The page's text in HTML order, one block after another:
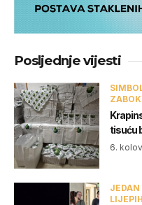
Posljednje vijesti
ZABOK
tisuću
6.